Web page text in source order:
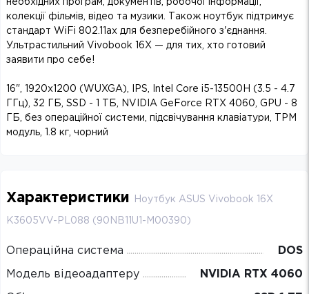
необхідних програм, документів, робочої інформації,
колекції фільмів, відео та музики. Також ноутбук підтримує
стандарт WiFi 802.11ax для безперебійного з'єднання.
Ультрастильний Vivobook 16X — для тих, хто готовий
заявити про себе!
16", 1920x1200 (WUXGA), IPS, Intel Core i5-13500H (3.5 - 4.7
ГГц), 32 ГБ, SSD - 1 ТБ, NVIDIA GeForce RTX 4060, GPU - 8
ГБ, без операційної системи, підсвічування клавіатури, TPM
модуль, 1.8 кг, чорний
Характеристики Ноутбук ASUS Vivobook 16X
K3605VV-PL088 (90NB11U1-M00390)
Операційна система DOS
Модель відеоадаптеру NVIDIA RTX 4060